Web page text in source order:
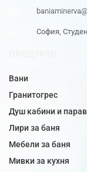
София,
Вани
Гранитогрес
Душ кабини и
Лири за баня
Мебели за баня
Мивки за кухня